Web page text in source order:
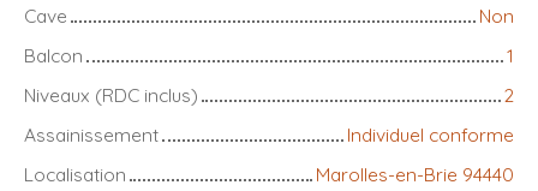
Cave
Non
Balcon
1
Niveaux (RDC inclus)
2
Assainissement
Individuel conforme
Localisation
Marolles-en-Brie 94440